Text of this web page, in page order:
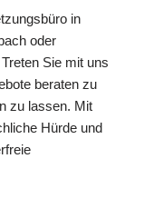
in
oder
Sie mit uns
beraten zu
zu lassen. Mit
Hürde und